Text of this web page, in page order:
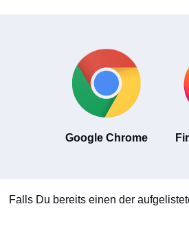
Google Chrome
Falls Du bereits einen der